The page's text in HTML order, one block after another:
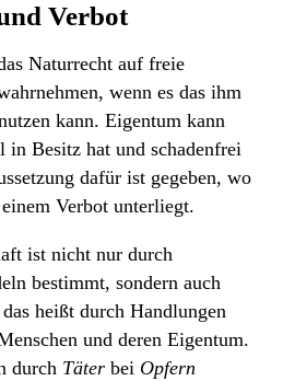
Verbot
Naturrecht auf freie
wenn es das ihm
kann. Eigentum kann
in Besitz hat und schadenfrei
dafür ist gegeben, wo
einem Verbot unterliegt.
ist nicht nur durch
bestimmt, sondern auch
das heißt durch Handlungen
und deren Eigentum.
durch Täter bei Opfern